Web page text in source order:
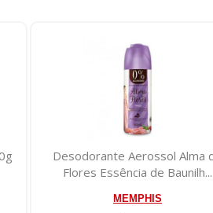
Desodorante Aerossol Alma
Flores Essência de Baunilh...
MEMPHIS